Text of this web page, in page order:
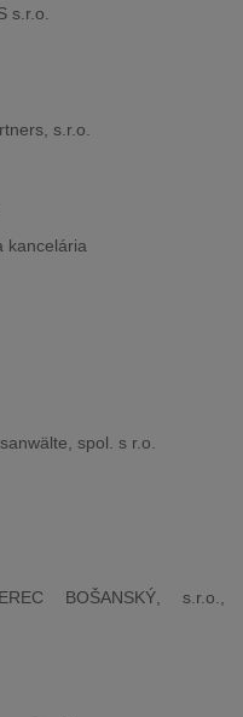
s.r.o.
s.r.o.
kancelária
spol. s r.o.
BOŠANSKÝ, s.r.o.,